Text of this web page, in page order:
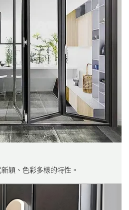
穎、色彩多樣的特性。